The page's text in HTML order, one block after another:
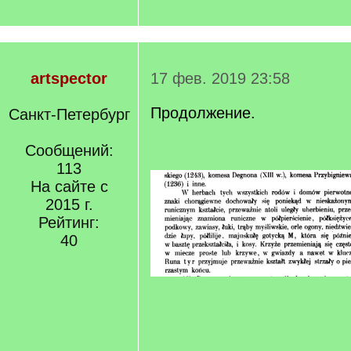
artspector
Санкт-Петербург
Сообщений:
113
На сайте с
2015 г.
Рейтинг:
40
17 фев. 2019 23:58
Продолжение.